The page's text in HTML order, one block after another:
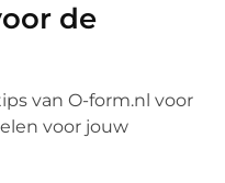
de
van O-form.nl voor
voor jouw